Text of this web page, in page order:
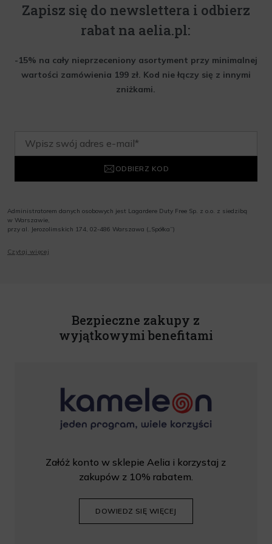
Zapisz się do newslettera i odbierz
rabat na aelia.pl:
-15% na cały nieprzeceniony asortyment przy minimalnej
wartości zamówienia 199 zł. Kod nie łączy się z innymi
zniżkami.
ODBIERZ KOD
Administratorem danych osobowych jest Lagardere Duty Free Sp. z o.o. z siedzibą
w Warszawie,
przy al. Jerozolimskich 174, 02-486 Warszawa („Spółka”)
o.o. informacji handlowych, w tym newslettera, informacji o promocjach i
Czytaj więcej
Bezpieczne zakupy z
wyjątkowymi benefitami
Załóż konto w sklepie Aelia i korzystaj z
zakupów z 10% rabatem.
DOWIEDZ SIĘ WIĘCEJ